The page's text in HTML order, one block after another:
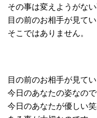
その事は変えようがない
目の前のお相手が見て
そこではありません。
目の前のお相手が見て
今日のあなたの姿なので
今日のあなたが優しい